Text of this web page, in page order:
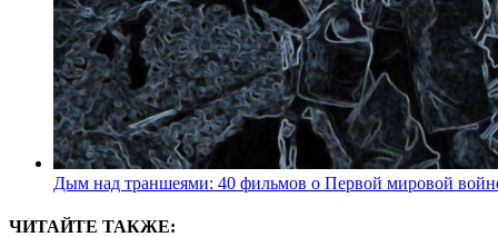
Дым над траншеями: 40 фильмов о Первой мировой
ЧИТАЙТЕ ТАКЖЕ: